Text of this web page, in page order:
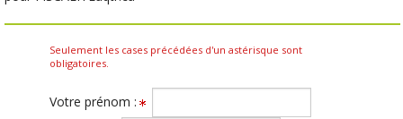
Seulement les cases précédées d'un astérisque sont
obligatoires.
Votre prénom :